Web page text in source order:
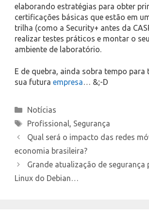
elaborando estratégias para obter
certificações básicas que estão em
trilha (como a Security+ antes da
realizar testes práticos e montar o
ambiente de laboratório.
E de quebra, ainda sobra tempo para
sua futura empresa… &;-D
Categories
Notícias
Tags
Profissional, Segurança
Qual será o impacto das redes
economia brasileira?
Grande atualização de segurança
Linux do Debian…